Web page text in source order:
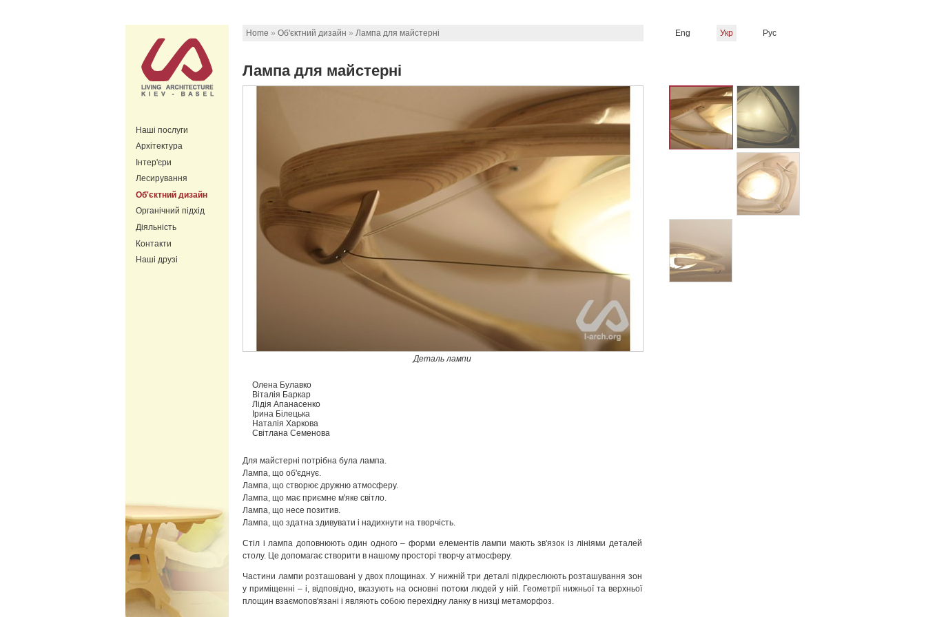
Наші послуги
Архітектура
Інтер'єри
Лесирування
Об'єктний дизайн
Органічний підхід
Діяльність
Контакти
Наші друзі
Home » Об'єктний дизайн » Лампа для майстерні Eng Укр Рус
Лампа для майстерні
Деталь лампи
Олена Булавко
Віталія Баркар
Лідія Апанасенко
Ірина Білецька
Наталія Харкова
Світлана Семенова
Для майстерні потрібна була лампа.
Лампа, що об'єднує.
Лампа, що створює дружню атмосферу.
Лампа, що має приємне м'яке світло.
Лампа, що несе позитив.
Лампа, що здатна здивувати і надихнути на творчість.
Стіл і лампа доповнюють один одного – форми елементів лампи мають зв'язок із лініями деталей
столу. Це допомагає створити в нашому просторі творчу атмосферу.
Частини лампи розташовані у двох площинах. У нижній три деталі підкреслюють розташування зон
у приміщенні – і, відповідно, вказують на основні потоки людей у ній. Геометрії нижньої та верхньої
площин взаємопов'язані і являють собою перехідну ланку в низці метаморфоз.